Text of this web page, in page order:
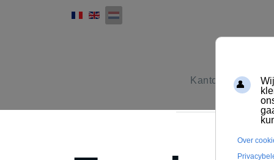
Kantoormeubilair